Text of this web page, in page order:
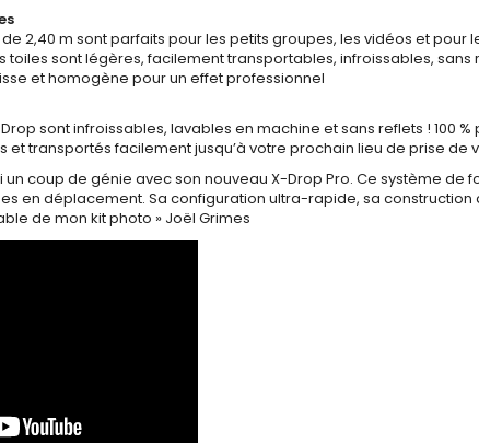
2,40 m sont parfaits pour les petits groupes, les vidéos et
sont légères, facilement transportables, infroissables,
et homogène pour un effet professionnel
sont infroissables, lavables en machine et sans reflets ! 100
et transportés facilement jusqu’à votre prochain lieu de prise de
un coup de génie avec son nouveau X-Drop Pro. Ce système
en déplacement. Sa configuration ultra-rapide, sa
de mon kit photo » Joël Grimes